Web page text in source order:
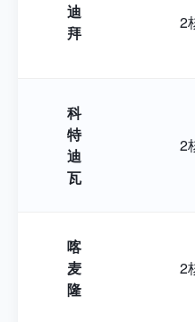
迪
拜
2
科
特
迪
瓦
2
喀
麦
隆
2